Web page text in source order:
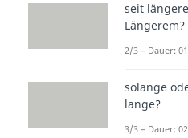
zur
seit
Längerem?
2/3 – Dauer:
solange
lange?
3/3 – Dauer: